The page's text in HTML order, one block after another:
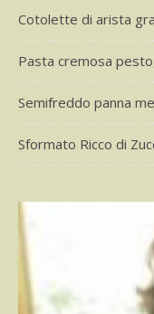
Cotolette di arista
Pasta cremosa
Semifreddo panna
Sformato Ricco di